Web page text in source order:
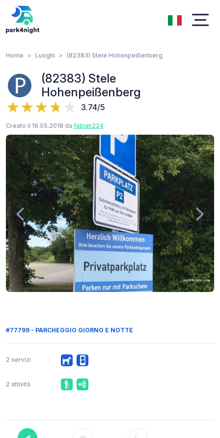
Home Luoghi (82383) Stele Hohenpeißenberg
(82383) Stele
Hohenpeißenberg
3.74/5
Creato il 19.05.2018 da fabian224
#77799 - PARCHEGGIO GIORNO E NOTTE
2 servizi
2 attività